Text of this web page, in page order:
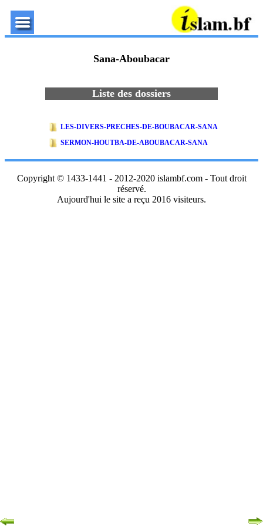
Sana-Aboubacar
Liste des dossiers
LES-DIVERS-PRECHES-DE-BOUBACAR-SANA
SERMON-HOUTBA-DE-ABOUBACAR-SANA
Copyright © 1433-1441 - 2012-2020 islambf.com - Tout droit
réservé.
Aujourd'hui le site a reçu 2016 visiteurs.